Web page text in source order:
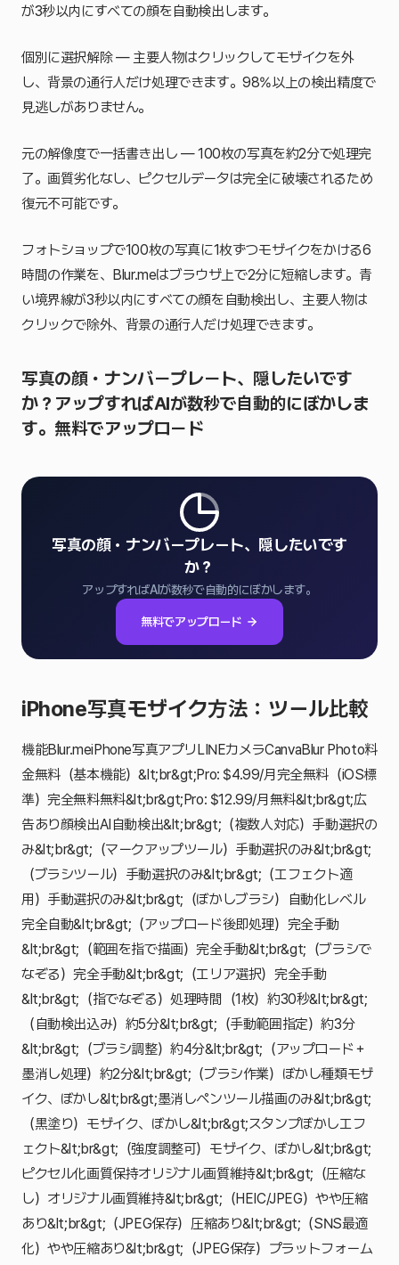
が3秒以内にすべての顔を自動検出します。
個別に選択解除 — 主要人物はクリックしてモザイクを外
し、背景の通行人だけ処理できます。98%以上の検出精度で
見逃しがありません。
元の解像度で一括書き出し — 100枚の写真を約2分で処理完
了。画質劣化なし、ピクセルデータは完全に破壊されるため
復元不可能です。
フォトショップで100枚の写真に1枚ずつモザイクをかける6
時間の作業を、Blur.meはブラウザ上で2分に短縮します。青
い境界線が3秒以内にすべての顔を自動検出し、主要人物は
クリックで除外、背景の通行人だけ処理できます。
写真の顔・ナンバープレート、隠したいです
か？アップすればAIが数秒で自動的にぼかしま
す。無料でアップロード
写真の顔・ナンバープレート、隠したいです
か？
アップすればAIが数秒で自動的にぼかします。
無料でアップロード
iPhone写真モザイク方法：ツール比較
機能Blur.meiPhone写真アプリLINEカメラCanvaBlur Photo料
金無料（基本機能）&lt;br&gt;Pro: $4.99/月完全無料（iOS標
準）完全無料無料&lt;br&gt;Pro: $12.99/月無料&lt;br&gt;広
告あり顔検出AI自動検出&lt;br&gt;（複数人対応）手動選択の
み&lt;br&gt;（マークアップツール）手動選択のみ&lt;br&gt;
（ブラシツール）手動選択のみ&lt;br&gt;（エフェクト適
用）手動選択のみ&lt;br&gt;（ぼかしブラシ）自動化レベル
完全自動&lt;br&gt;（アップロード後即処理）完全手動
&lt;br&gt;（範囲を指で描画）完全手動&lt;br&gt;（ブラシで
なぞる）完全手動&lt;br&gt;（エリア選択）完全手動
&lt;br&gt;（指でなぞる）処理時間（1枚）約30秒&lt;br&gt;
（自動検出込み）約5分&lt;br&gt;（手動範囲指定）約3分
&lt;br&gt;（ブラシ調整）約4分&lt;br&gt;（アップロード＋
墨消し処理）約2分&lt;br&gt;（ブラシ作業）ぼかし種類モザ
イク、ぼかし&lt;br&gt;墨消しペンツール描画のみ&lt;br&gt;
（黒塗り）モザイク、ぼかし&lt;br&gt;スタンプぼかしエフ
ェクト&lt;br&gt;（強度調整可）モザイク、ぼかし&lt;br&gt;
ピクセル化画質保持オリジナル画質維持&lt;br&gt;（圧縮な
し）オリジナル画質維持&lt;br&gt;（HEIC/JPEG）やや圧縮
あり&lt;br&gt;（JPEG保存）圧縮あり&lt;br&gt;（SNS最適
化）やや圧縮あり&lt;br&gt;（JPEG保存）プラットフォーム